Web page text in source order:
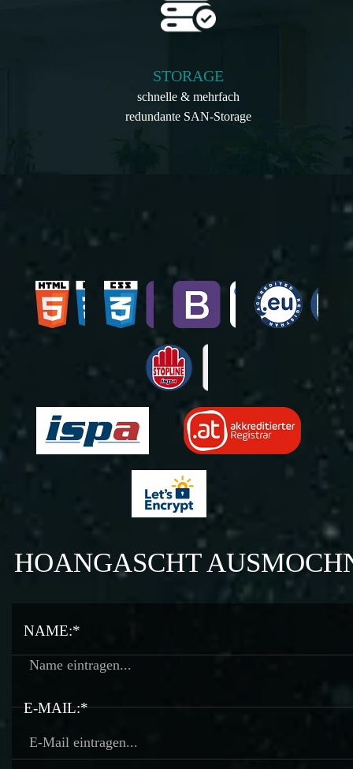
STORAGE
schnelle & mehrfach
redundante SAN-Storage
HOANGASCHT
NAME:*
E-MAIL:*